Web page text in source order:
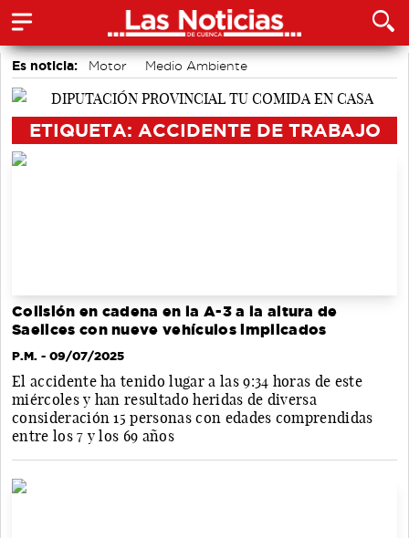
Es noticia: Motor
Medio Ambiente
Auditorio de Cuenca
ETIQUETA: ACCIDENTE DE TRABAJO
Colisión en cadena en la A-3 a la altura de
Saelices con nueve vehículos implicados
P.M. - 09/07/2025
El accidente ha tenido lugar a las 9:34 horas de este
miércoles y han resultado heridas de diversa
consideración 15 personas con edades comprendidas
entre los 7 y los 69 años